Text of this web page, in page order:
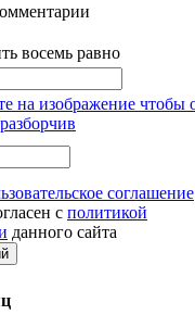
восемь равно
соглашение
с политикой
данного сайта